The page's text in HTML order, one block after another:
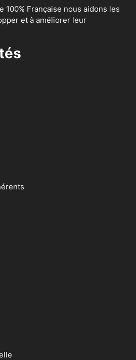
100% Française nous aidons les
et à améliorer leur